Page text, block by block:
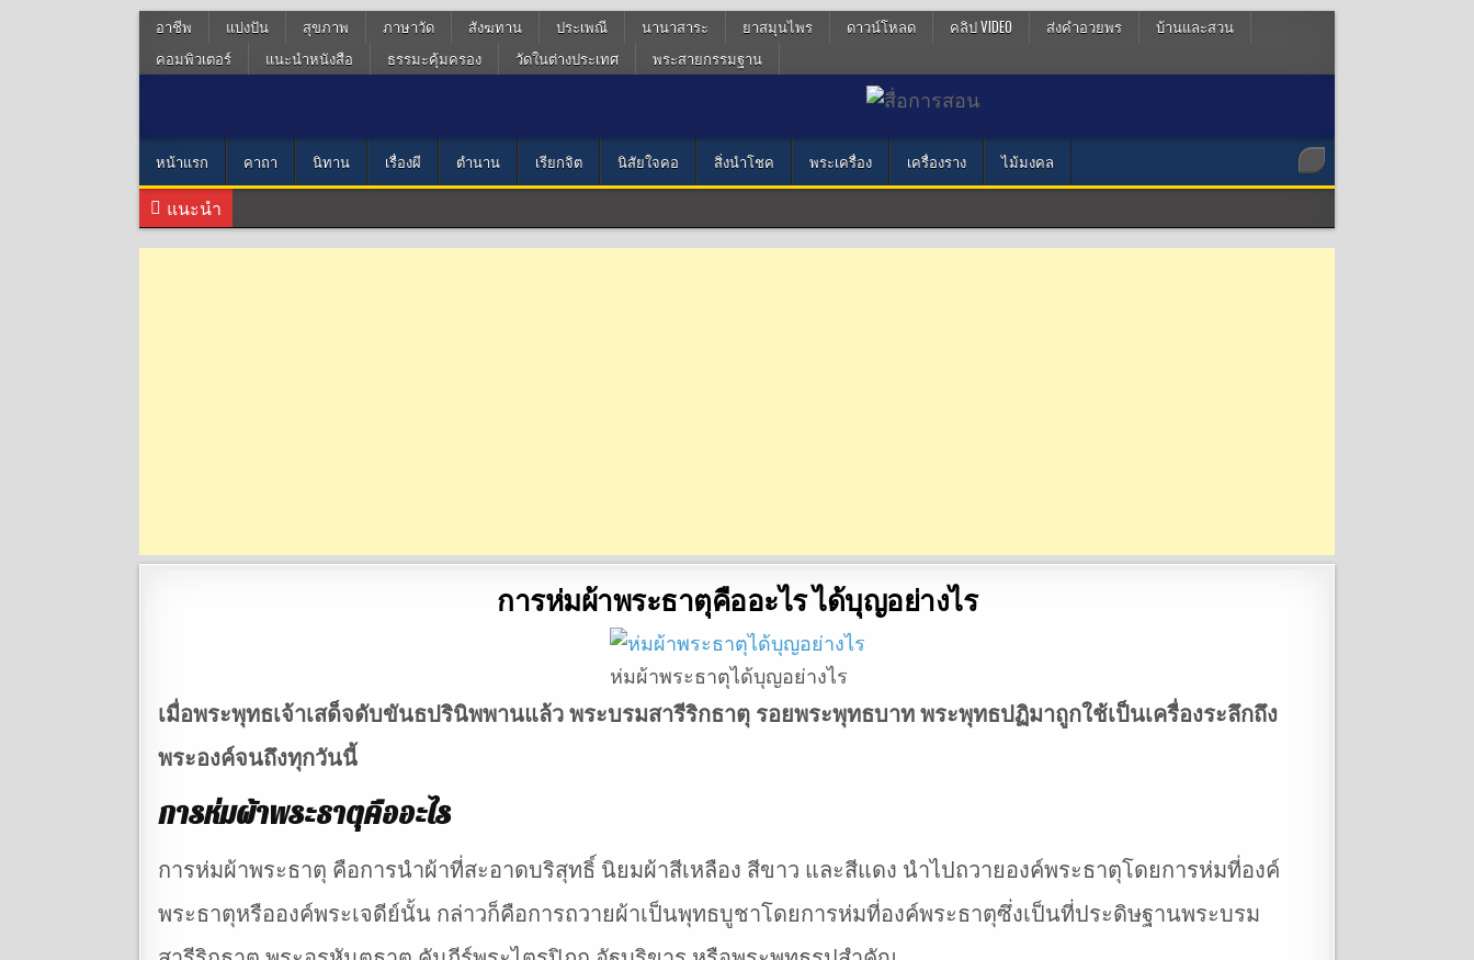
อาชีพ แบ่งปัน สุขภาพ ภาษาวัด สังฆทาน ประเพณี นานาสาระ ยาสมุนไพร ดาวน์โหลด คลิป VIDEO ส่งคำอวยพร
บ้านและสวน
คอมพิวเตอร์
แนะนำหนังสือ ธรรมะคุ้มครอง วัดในต่างประเทศ พระสายกรรมฐาน
หน้าแรก คาถา นิทาน เรื่องผี ตำนาน เรียกจิต นิสัยใจคอ สิ่งนำโชค พระเครื่อง เครื่องราง ไม้มงคล
แนะนำ
การห่มผ้าพระธาตุคืออะไร ได้บุญอย่างไร
ห่มผ้าพระธาตุได้บุญอย่างไร
เมื่อพระพุทธเจ้าเสด็จดับขันธปรินิพพานแล้ว พระบรมสารีริกธาตุ รอยพระพุทธบาท พระพุทธปฏิมาถูกใช้เป็นเครื่องระลึกถึง
พระองค์จนถึงทุกวันนี้
การห่มผ้าพระธาตุคืออะไร
การห่มผ้าพระธาตุ คือการนำผ้าที่สะอาดบริสุทธิ์ นิยมผ้าสีเหลือง สีขาว และสีแดง นำไปถวายองค์พระธาตุโดยการห่มที่องค์
พระธาตุหรือองค์พระเจดีย์นั้น กล่าวก็คือการถวายผ้าเป็นพุทธบูชาโดยการห่มที่องค์พระธาตุซึ่งเป็นที่ประดิษฐานพระบรม